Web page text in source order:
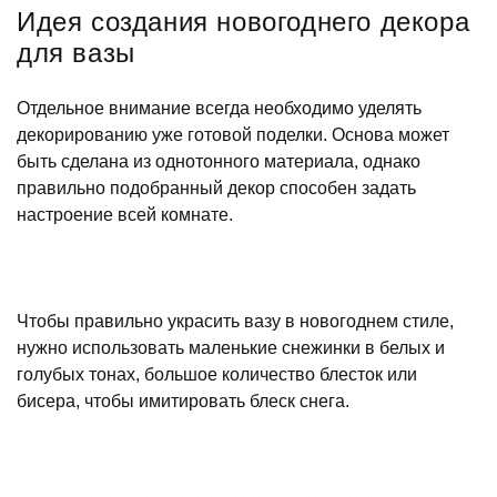
Идея создания новогоднего декора
для вазы
Отдельное внимание всегда необходимо уделять
декорированию уже готовой поделки. Основа может
быть сделана из однотонного материала, однако
правильно подобранный декор способен задать
настроение всей комнате.
Чтобы правильно украсить вазу в новогоднем стиле,
нужно использовать маленькие снежинки в белых и
голубых тонах, большое количество блесток или
бисера, чтобы имитировать блеск снега.